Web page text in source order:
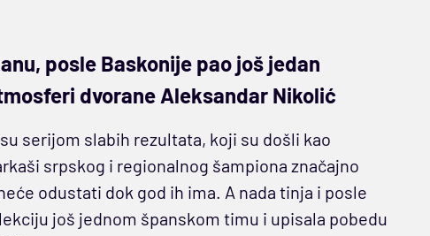
posle Baskonije pao još jedan
dvorane Aleksandar Nikolić
serijom slabih rezultata, koji su došli kao
srpskog i regionalnog šampiona značajno
odustati dok god ih ima. A nada tinja i posle
još jednom španskom timu i upisala pobedu